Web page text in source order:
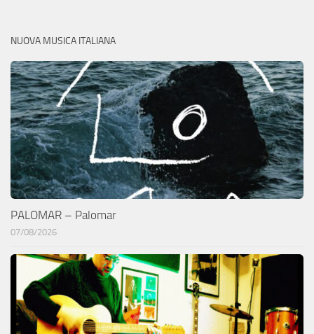
NUOVA MUSICA ITALIANA
PALOMAR – Palomar
07/08/2026